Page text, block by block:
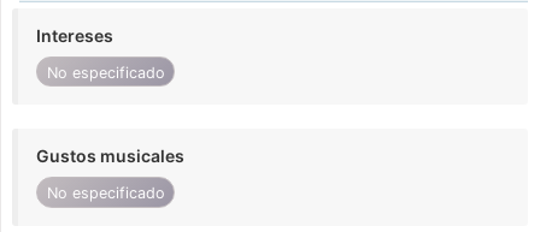
Intereses
No especificado
Gustos musicales
No especificado